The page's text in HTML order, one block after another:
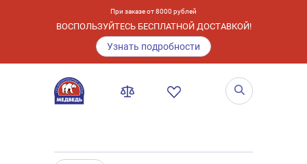
При заказе от 8000 рублей
ВОСПОЛЬЗУЙТЕСЬ БЕСПЛАТНОЙ ДОСТАВКОЙ!
Узнать подробности